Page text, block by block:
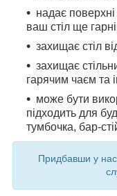
надає
ваш стіл ще
захищає стіл
захищає
гарячим чаєм та
може бути
підходить для
тумбочка, бар-
Придбавши у